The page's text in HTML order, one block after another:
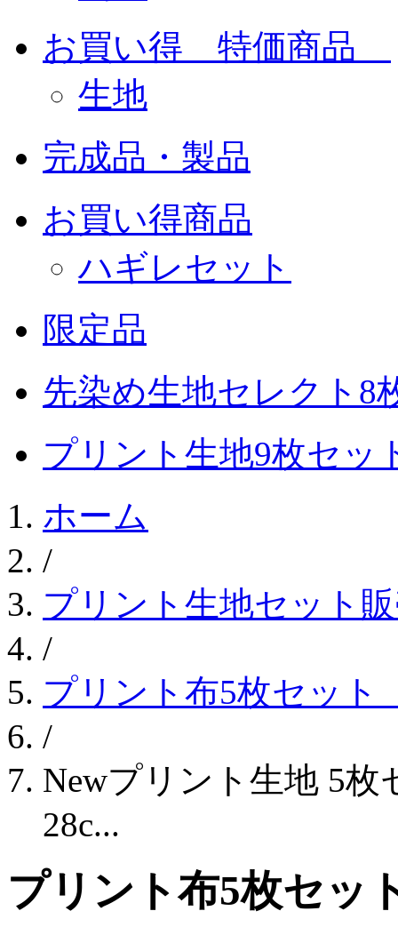
お買い得 特価商品
生地
完成品・製品
お買い得商品
ハギレセット
限定品
先染め生地セレクト8
プリント生地9枚セッ
ホーム
/
プリント生地セット
/
プリント布5枚セッ
/
Newプリント生地 5
28c...
プリント布5枚セ